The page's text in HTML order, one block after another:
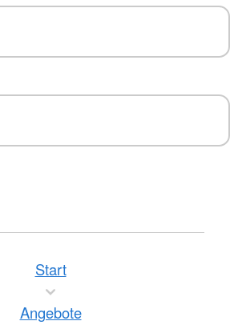
Start
Angebote